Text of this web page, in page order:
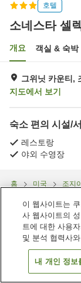
호텔
소네스타 셀
개요 객실 & 숙박
그위닛 카운티,
지도에서 보기
숙소 편의 시설/
레스토랑
야외 수영장
홈 미국 조지
이 웹사이트는
사 웹사이트의
트에 대한 사용
및 분석 협력사
내 개인 정보